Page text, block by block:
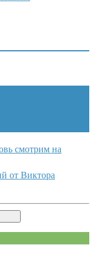
смотрим на
от Виктора